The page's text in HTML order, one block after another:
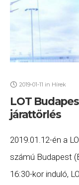
2019-01-11 in Hírek
LOT
járattörlés
2019.01.12-én a
számú Budapest
16:30-kor induló,